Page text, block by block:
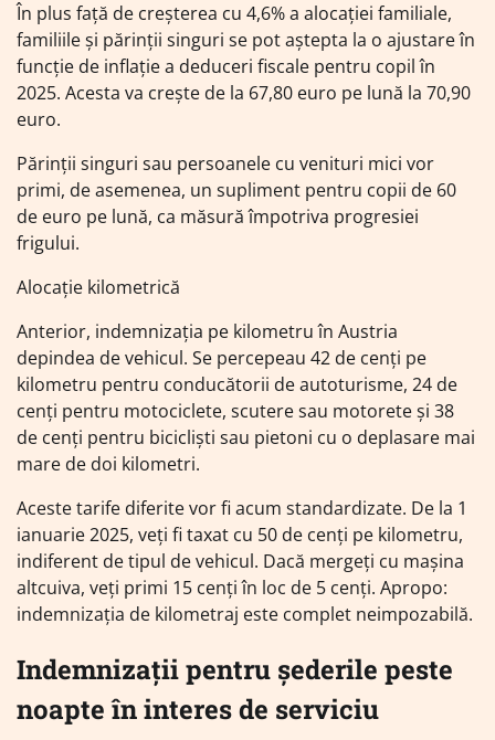
În plus față de creșterea cu 4,6% a alocației familiale,
familiile și părinții singuri se pot aștepta la o ajustare în
funcție de inflație a deduceri fiscale pentru copil în
2025. Acesta va crește de la 67,80 euro pe lună la 70,90
euro.
Părinții singuri sau persoanele cu venituri mici vor
primi, de asemenea, un supliment pentru copii de 60
de euro pe lună, ca măsură împotriva progresiei
frigului.
Alocație kilometrică
Anterior, indemnizația pe kilometru în Austria
depindea de vehicul. Se percepeau 42 de cenți pe
kilometru pentru conducătorii de autoturisme, 24 de
cenți pentru motociclete, scutere sau motorete și 38
de cenți pentru bicicliști sau pietoni cu o deplasare mai
mare de doi kilometri.
Aceste tarife diferite vor fi acum standardizate. De la 1
ianuarie 2025, veți fi taxat cu 50 de cenți pe kilometru,
indiferent de tipul de vehicul. Dacă mergeți cu mașina
altcuiva, veți primi 15 cenți în loc de 5 cenți. Apropo:
indemnizația de kilometraj este complet neimpozabilă.
Indemnizații pentru șederile peste
noapte în interes de serviciu